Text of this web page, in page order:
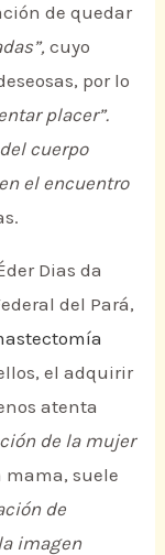
de quedar
cuyo
por lo
placer”.
cuerpo
el encuentro
Dias da
del Pará,
el adquirir
atenta
de la mujer
mama, suele
de
imagen